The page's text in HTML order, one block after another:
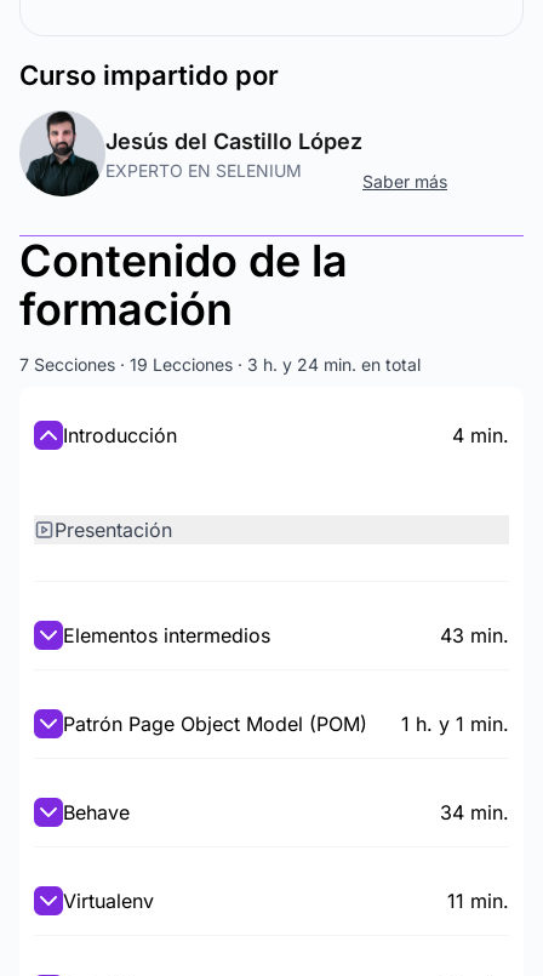
Curso impartido por
Jesús del Castillo López
EXPERTO EN SELENIUM
Saber más
Contenido de la
formación
7 Secciones · 19 Lecciones · 3 h. y 24 min. en total
Introducción 4 min.
Presentación
Elementos intermedios 43 min.
Patrón Page Object Model (POM) 1 h. y 1 min.
Behave 34 min.
Virtualenv 11 min.